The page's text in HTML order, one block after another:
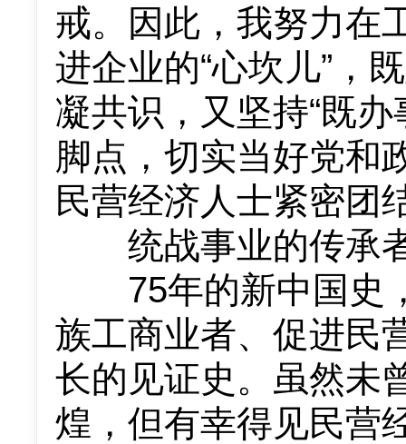
戒。因此，我努力在
进企业的“心坎儿”，
凝共识，又坚持“既
脚点，切实当好党和
民营经济人士紧密团
统战事业的传承
75年的新中国史，
族工商业者、促进民
长的见证史。虽然未
煌，但有幸得见民营